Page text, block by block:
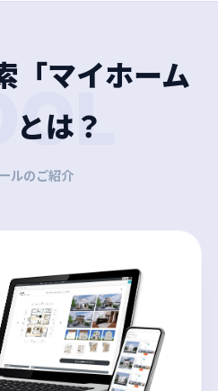
「マイホーム
とは？
ルのご紹介